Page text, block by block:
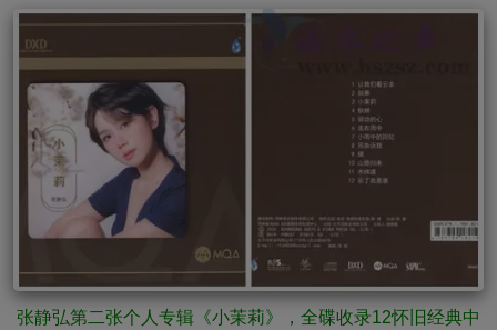
张静弘第二张个人专辑《小茉莉》，全碟收录12怀旧经典中